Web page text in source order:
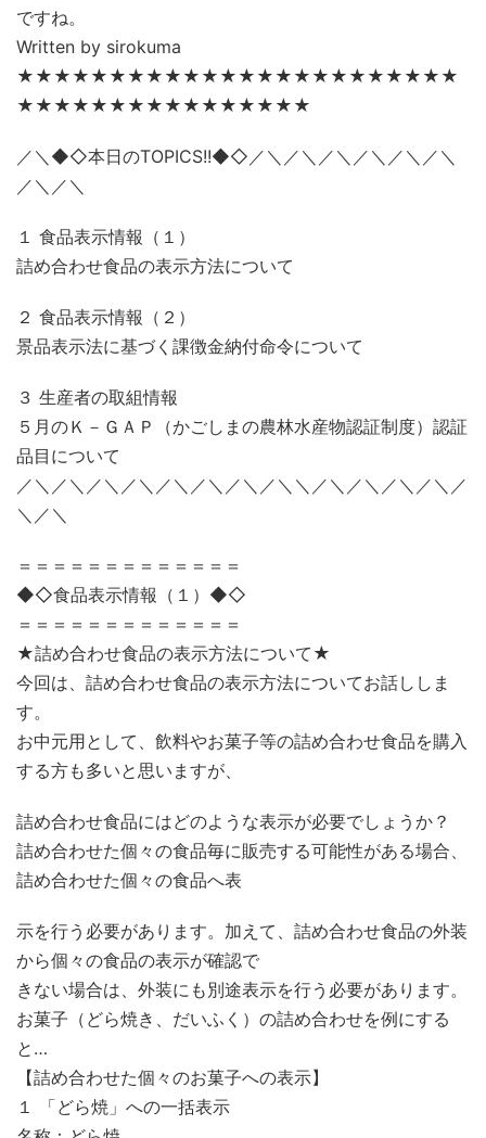
ですね。
Written by sirokuma
★★★★★★★★★★★★★★★★★★★★★★★★
★★★★★★★★★★★★★★★★
／＼◆◇本日のTOPICS!!◆◇／＼／＼／＼／＼／＼／＼
／＼／＼
１ 食品表示情報（１）
詰め合わせ食品の表示方法について
２ 食品表示情報（２）
景品表示法に基づく課徴金納付命令について
３ 生産者の取組情報
５月のＫ－ＧＡＰ（かごしまの農林水産物認証制度）認証
品目について
／＼／＼／＼／＼／＼／＼／＼／＼＼／＼／＼／＼／＼／
＼／＼
＝＝＝＝＝＝＝＝＝＝＝＝＝
◆◇食品表示情報（１）◆◇
＝＝＝＝＝＝＝＝＝＝＝＝＝
★詰め合わせ食品の表示方法について★
今回は、詰め合わせ食品の表示方法についてお話ししま
す。
お中元用として、飲料やお菓子等の詰め合わせ食品を購入
する方も多いと思いますが、
詰め合わせ食品にはどのような表示が必要でしょうか？
詰め合わせた個々の食品毎に販売する可能性がある場合、
詰め合わせた個々の食品へ表
示を行う必要があります。加えて、詰め合わせ食品の外装
から個々の食品の表示が確認で
きない場合は、外装にも別途表示を行う必要があります。
お菓子（どら焼き、だいふく）の詰め合わせを例にする
と…
【詰め合わせた個々のお菓子への表示】
１ 「どら焼」への一括表示